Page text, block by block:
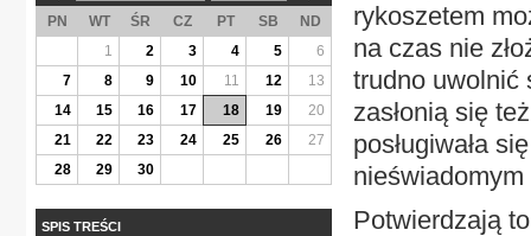
rykoszetem
na czas nie
trudno uwolnić
zasłonią się
posługiwała
Potwierdzają
PN WT ŚR CZ PT SB
ND
1
2 3 4 5
6
7
8 9 10 11 12
13
14
15 16 17 18 19
20
21
22 23 24 25 26
27
28
29 30
SPIS TREŚCI